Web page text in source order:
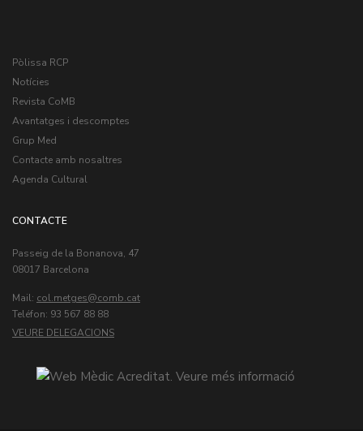
Pòlissa RCP
Notícies
Revista CoMB
Avantatges i descomptes
Grup Med
Contacte amb nosaltres
Agenda Cultural
CONTACTE
Passeig de la Bonanova, 47
08017 Barcelona
Mail: col.metges
Teléfon: 93 567 88 88
VEURE DELEGACIONS